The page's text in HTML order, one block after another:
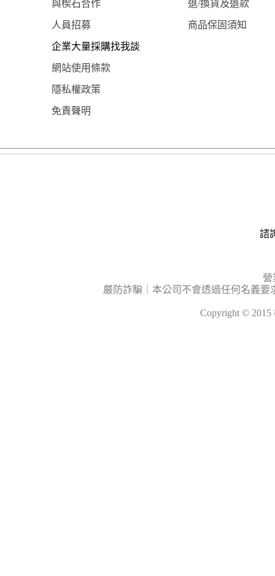
與楔石合作 退/換貨及退款
人員招募 商品保固須知
企業大量採購找我談
網站使用條款
隱私權政策
免責聲明
諮
營
嚴防詐騙｜本公司不會透過任何名義
Copyright ©